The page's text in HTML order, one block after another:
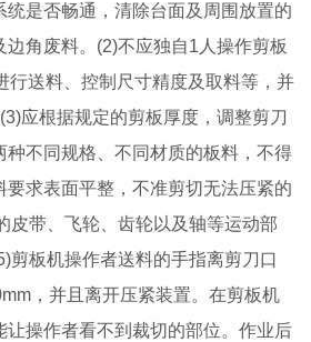
统是否畅通，清除台面及周围放置的
边角废料。(2)不应独自1人操作剪板
行送料、控制尺寸精度及取料等，并
应根据规定的剪板厚度，调整剪刀
种不同规格、不同材质的板料，不得
要求表面平整，不准剪切无法压紧的
皮带、飞轮、齿轮以及轴等运动部
剪板机操作者送料的手指离剪刀口
，并且离开压紧装置。在剪板机
让操作者看不到裁切的部位。作业后